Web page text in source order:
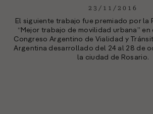
23/11/2016
El siguiente trabajo fue premiado por la
“Mejor trabajo de movilidad urbana” en
Congreso Argentino de Vialidad y
Argentina desarrollado del 24 al 28 de
la ciudad de Rosario.